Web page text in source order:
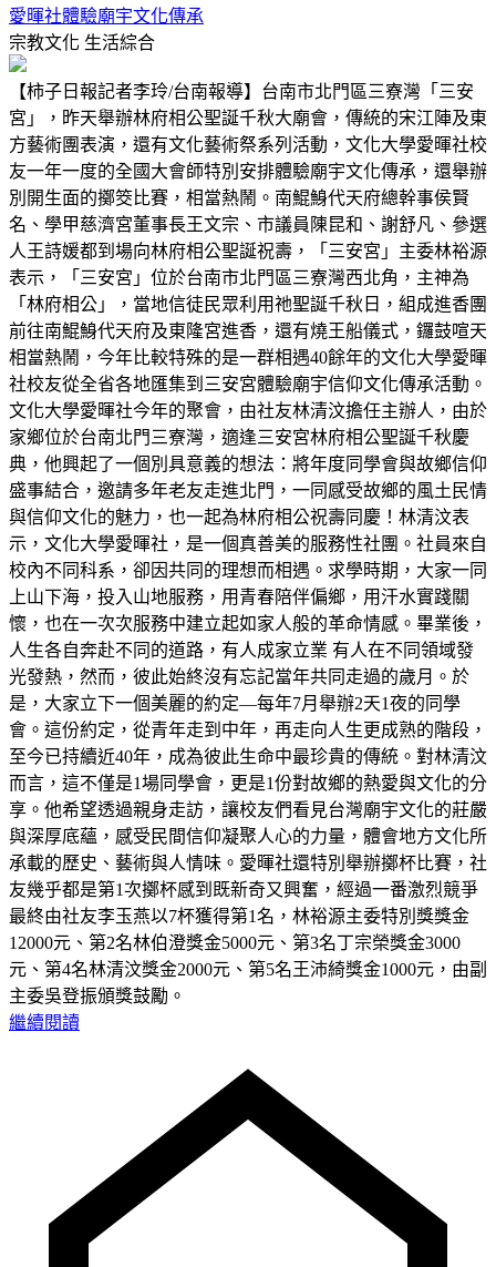
愛暉社體驗廟宇文化傳承
宗教文化 生活綜合
【柿子日報記者李玲/台南報導】台南市北門區三寮灣「三安
宮」，昨天舉辦林府相公聖誕千秋大廟會，傳統的宋江陣及東
方藝術團表演，還有文化藝術祭系列活動，文化大學愛暉社校
友一年一度的全國大會師特別安排體驗廟宇文化傳承，還舉辦
別開生面的擲筊比賽，相當熱鬧。南鯤鯓代天府總幹事侯賢
名、學甲慈濟宮董事長王文宗、市議員陳昆和、謝舒凡、參選
人王詩媛都到場向林府相公聖誕祝壽，「三安宮」主委林裕源
表示，「三安宮」位於台南市北門區三寮灣西北角，主神為
「林府相公」，當地信徒民眾利用祂聖誕千秋日，組成進香團
前往南鯤鯓代天府及東隆宮進香，還有燒王船儀式，鑼鼓喧天
相當熱鬧，今年比較特殊的是一群相遇40餘年的文化大學愛暉
社校友從全省各地匯集到三安宮體驗廟宇信仰文化傳承活動。
文化大學愛暉社今年的聚會，由社友林清汶擔任主辦人，由於
家鄉位於台南北門三寮灣，適逢三安宮林府相公聖誕千秋慶
典，他興起了一個別具意義的想法：將年度同學會與故鄉信仰
盛事結合，邀請多年老友走進北門，一同感受故鄉的風土民情
與信仰文化的魅力，也一起為林府相公祝壽同慶！林清汶表
示，文化大學愛暉社，是一個真善美的服務性社團。社員來自
校內不同科系，卻因共同的理想而相遇。求學時期，大家一同
上山下海，投入山地服務，用青春陪伴偏鄉，用汗水實踐關
懷，也在一次次服務中建立起如家人般的革命情感。畢業後，
人生各自奔赴不同的道路，有人成家立業 有人在不同領域發
光發熱，然而，彼此始終沒有忘記當年共同走過的歲月。於
是，大家立下一個美麗的約定—每年7月舉辦2天1夜的同學
會。這份約定，從青年走到中年，再走向人生更成熟的階段，
至今已持續近40年，成為彼此生命中最珍貴的傳統。對林清汶
而言，這不僅是1場同學會，更是1份對故鄉的熱愛與文化的分
享。他希望透過親身走訪，讓校友們看見台灣廟宇文化的莊嚴
與深厚底蘊，感受民間信仰凝聚人心的力量，體會地方文化所
承載的歷史、藝術與人情味。愛暉社還特別舉辦擲杯比賽，社
友幾乎都是第1次擲杯感到既新奇又興奮，經過一番激烈競爭
最終由社友李玉燕以7杯獲得第1名，林裕源主委特別獎獎金
12000元、第2名林伯澄獎金5000元、第3名丁宗榮獎金3000
元、第4名林清汶獎金2000元、第5名王沛綺獎金1000元，由副
主委吳登振頒獎鼓勵。
繼續閱讀